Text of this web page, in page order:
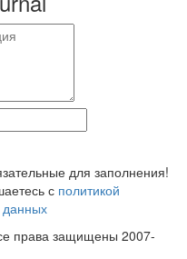
для заполнения!
с политикой
данных
права защищены 2007-